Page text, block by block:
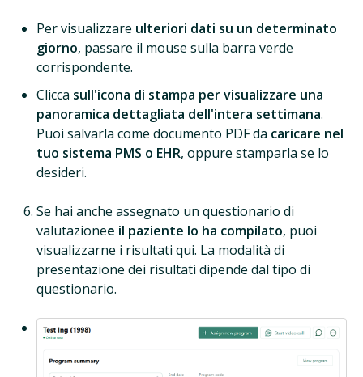
Per visualizzare ulteriori dati su un determinato
giorno, passare il mouse sulla barra verde
corrispondente.
Clicca sull'icona di stampa per visualizzare una
panoramica dettagliata dell'intera settimana.
Puoi salvarla come documento PDF da caricare nel
tuo sistema PMS o EHR, oppure stamparla se lo
desideri.
Se hai anche assegnato un questionario di
valutazionee il paziente lo ha compilato, puoi
visualizzarne i risultati qui. La modalità di
presentazione dei risultati dipende dal tipo di
questionario.